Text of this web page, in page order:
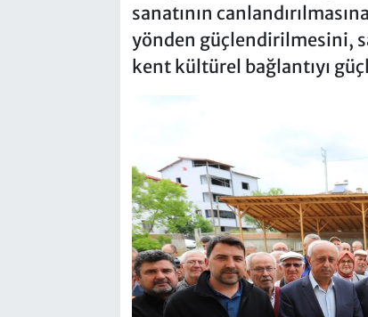
sanatının
yönden güçlendirilmesini,
kent kültürel bağlantıyı